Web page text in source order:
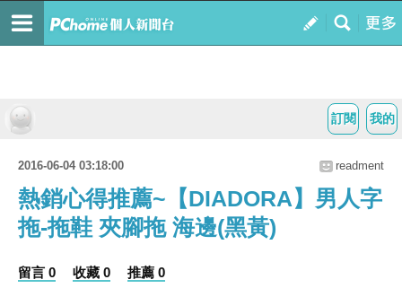
我的
訂閱
2016-06-04 03:18:00 readment
熱銷心得推薦~【DIADORA】男人字
拖-拖鞋 夾腳拖 海邊(黑黃)
留言 0 收藏 0 推薦 0